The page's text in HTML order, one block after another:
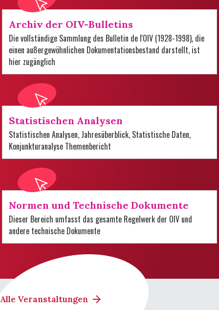
Archiv der OIV-Bulletins
Die vollständige Sammlung des Bulletin de l'OIV (1928-1998), die
einen außergewöhnlichen Dokumentationsbestand darstellt, ist
hier zugänglich
Statistischen Analysen
Statistischen Analysen, Jahresüberblick, Statistische Daten,
Konjunkturanalyse Themenbericht
Normen und Technische Dokumente
Dieser Bereich umfasst das gesamte Regelwerk der OIV und
andere technische Dokumente
Alle Veranstaltungen